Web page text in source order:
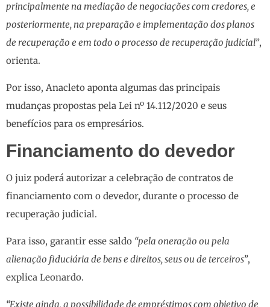
principalmente na mediação de negociações com credores, e
posteriormente, na preparação e implementação dos planos
de recuperação e em todo o processo de recuperação judicial”,
orienta.
Por isso, Anacleto aponta algumas das principais
mudanças propostas pela Lei nº 14.112/2020 e seus
benefícios para os empresários.
Financiamento do devedor
O juiz poderá autorizar a celebração de contratos de
financiamento com o devedor, durante o processo de
recuperação judicial.
Para isso, garantir esse saldo “pela oneração ou pela
alienação fiduciária de bens e direitos, seus ou de terceiros”,
explica Leonardo.
“Existe ainda, a possibilidade de empréstimos com objetivo de